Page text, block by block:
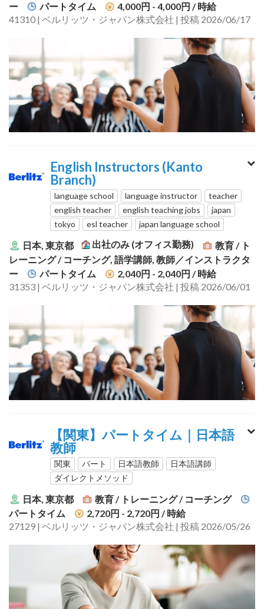
ー パートタイム 4,000円 - 4,000円 / 時給
41310 | ベルリッツ・ジャパン株式会社 | 投稿 2026/06/17
English Instructors (Kanto
Branch)
language school language instructor
teacher
english teacher
english teaching jobs
japan
tokyo
esl teacher japan language school
日本, 東京都 出社のみ (オフィス勤務)
教育 / ト
レーニング / コーチング, 語学講師, 教師／インストラクタ
ー
パートタイム 2,040円 - 2,040円 / 時給
31353 | ベルリッツ・ジャパン株式会社 | 投稿 2026/06/01
【関東】パートタイム｜日本語
教師
関東 パート 日本語教師
日本語講師
ダイレクトメソッド
日本, 東京都
教育 / トレーニング / コーチング
パートタイム
2,720円 - 2,720円 / 時給
27129 | ベルリッツ・ジャパン株式会社 | 投稿 2026/05/26